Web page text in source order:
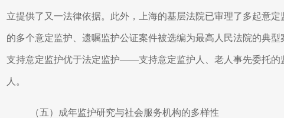
立提供了又一法律依据。此外，上海的基层法院已审理了多起意
的多个意定监护、遗嘱监护公证案件被选编为最高人民法院的典
支持意定监护优于法定监护——支持意定监护人、老人事先委托的
人。
（五）成年监护研究与社会服务机构的多样性